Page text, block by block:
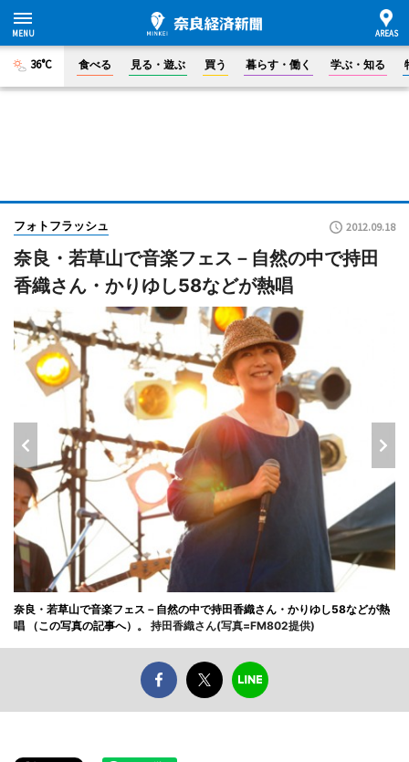
36°C 食べる 見る・遊ぶ 買う 暮らす・働く 学ぶ・知る
フォトフラッシュ 2012.09.18
奈良・若草山で音楽フェス－自然の中で持田
香織さん・かりゆし58などが熱唱
奈良・若草山で音楽フェス－自然の中で持田香織さん・かりゆし58などが熱
唱 （この写真の記事へ）。
持田香織さん(写真=FM802提供)